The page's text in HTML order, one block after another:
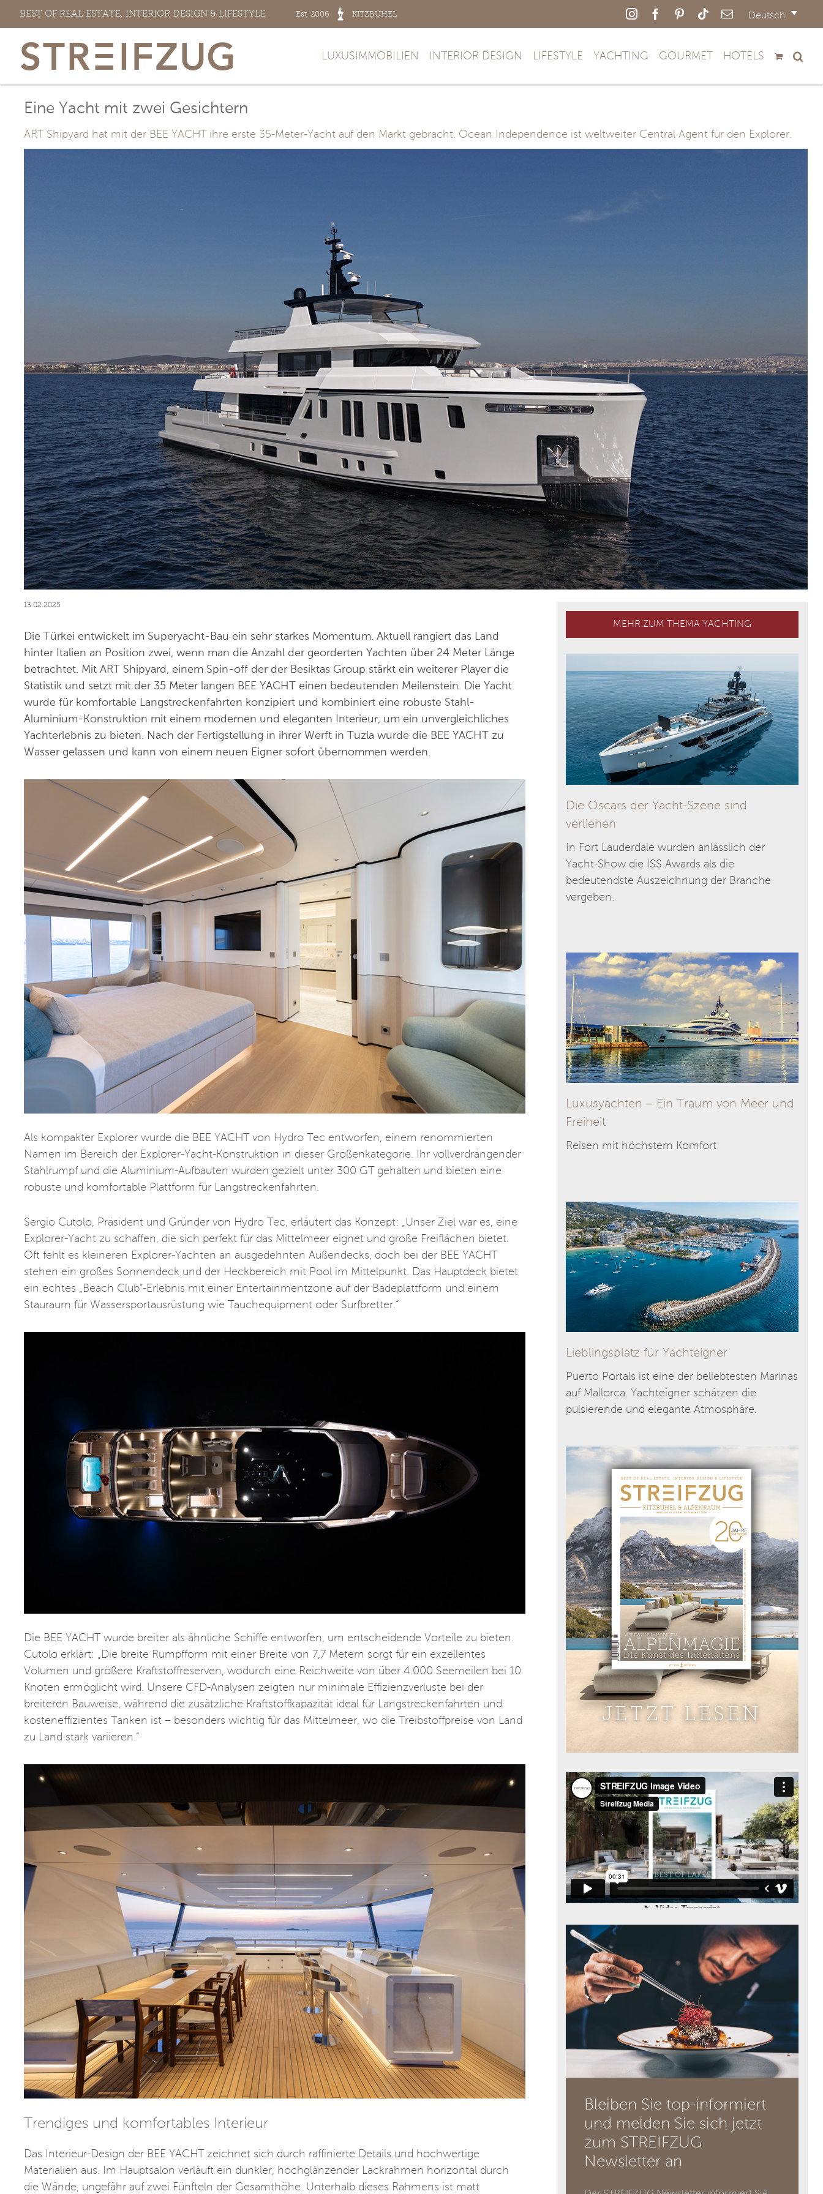
Zum
springen
BEST OF REAL ESTATE, INTERIOR DESIGN & LIFESTYLE Est. 2006 KITZBÜHEL Deutsch
InstagramFacebookPinterestTiktokE-
LUXUSIMMOBILIEN INTERIOR DESIGN LIFESTYLE YACHTING GOURMET HOTELS
Eine Yacht mit zwei Gesichtern
ART Shipyard hat mit der BEE YACHT ihre erste 35-Meter-Yacht auf den Markt gebracht. Ocean Independence ist weltweiter Central Agent für den Explorer.
13.02.2025
Die Türkei entwickelt im Superyacht-Bau ein sehr starkes Momentum. Aktuell rangiert das Land
hinter Italien an Position zwei, wenn man die Anzahl der georderten Yachten über 24 Meter Länge
betrachtet. Mit ART Shipyard, einem Spin-off der der Besiktas Group stärkt ein weiterer Player die
Statistik und setzt mit der 35 Meter langen BEE YACHT einen bedeutenden Meilenstein. Die Yacht
wurde für komfortable Langstreckenfahrten konzipiert und kombiniert eine robuste Stahl-
Aluminium-Konstruktion mit einem modernen und eleganten Interieur, um ein unvergleichliches
Yachterlebnis zu bieten. Nach der Fertigstellung in ihrer Werft in Tuzla wurde die BEE YACHT zu
Wasser gelassen und kann von einem neuen Eigner sofort übernommen werden.
Als kompakter Explorer wurde die BEE YACHT von Hydro Tec entworfen, einem renommierten
Namen im Bereich der Explorer-Yacht-Konstruktion in dieser Größenkategorie. Ihr vollverdrängender
Stahlrumpf und die Aluminium-Aufbauten wurden gezielt unter 300 GT gehalten und bieten eine
robuste und komfortable Plattform für Langstreckenfahrten.
Sergio Cutolo, Präsident und Gründer von Hydro Tec, erläutert das Konzept: „Unser Ziel war es, eine
Explorer-Yacht zu schaffen, die sich perfekt für das Mittelmeer eignet und große Freiflächen bietet.
Oft fehlt es kleineren Explorer-Yachten an ausgedehnten Außendecks, doch bei der BEE YACHT
stehen ein großes Sonnendeck und der Heckbereich mit Pool im Mittelpunkt. Das Hauptdeck bietet
ein echtes „Beach Club“-Erlebnis mit einer Entertainmentzone auf der Badeplattform und einem
Stauraum für Wassersportausrüstung wie Tauchequipment oder Surfbretter.“
Die BEE YACHT wurde breiter als ähnliche Schiffe entworfen, um entscheidende Vorteile zu bieten.
Cutolo erklärt: „Die breite Rumpfform mit einer Breite von 7,7 Metern sorgt für ein exzellentes
Volumen und größere Kraftstoffreserven, wodurch eine Reichweite von über 4.000 Seemeilen bei 10
Knoten ermöglicht wird. Unsere CFD-Analysen zeigten nur minimale Effizienzverluste bei der
breiteren Bauweise, während die zusätzliche Kraftstoffkapazität ideal für Langstreckenfahrten und
kosteneffizientes Tanken ist – besonders wichtig für das Mittelmeer, wo die Treibstoffpreise von Land
zu Land stark variieren.“
Trendiges und komfortables Interieur
Das Interieur-Design der BEE YACHT zeichnet sich durch raffinierte Details und hochwertige
Materialien aus. Im Hauptsalon verläuft ein dunkler, hochglänzender Lackrahmen horizontal durch
die Wände, ungefähr auf zwei Fünfteln der Gesamthöhe. Unterhalb dieses Rahmens ist matt
MEHR ZUM THEMA YACHTING
Die Oscars der Yacht-Szene sind
verliehen
In Fort Lauderdale wurden anlässlich der
Yacht-Show die ISS Awards als die
bedeutendste Auszeichnung der Branche
vergeben.
Luxusyachten – Ein Traum von Meer und
Freiheit
Reisen mit höchstem Komfort
Lieblingsplatz für Yachteigner
Puerto Portals ist eine der beliebtesten Marinas
auf Mallorca. Yachteigner schätzen die
pulsierende und elegante Atmosphäre.
JETZT LESEN
Bleiben Sie top-informiert
und melden Sie sich jetzt
zum STREIFZUG
Newsletter an